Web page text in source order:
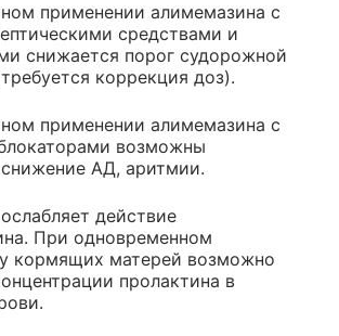
применении алимемазина с
средствами и
снижается порог судорожной
коррекция доз).
применении алимемазина с
возможны
АД, аритмии.
действие
При одновременном
кормящих матерей возможно
пролактина в